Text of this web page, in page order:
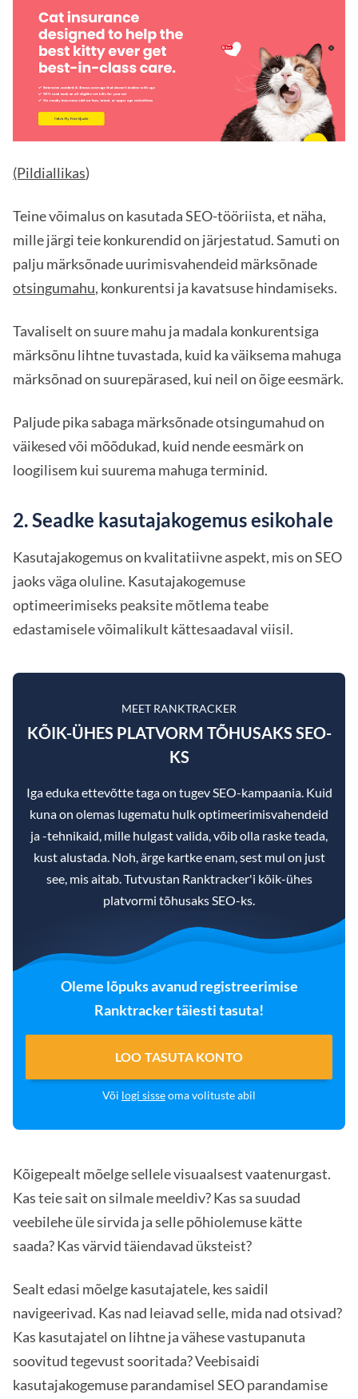
(Pildiallikas)
Teine võimalus on kasutada SEO-tööriista, et näha,
mille järgi teie konkurendid on järjestatud. Samuti on
palju märksõnade uurimisvahendeid märksõnade
otsingumahu, konkurentsi ja kavatsuse hindamiseks.
Tavaliselt on suure mahu ja madala konkurentsiga
märksõnu lihtne tuvastada, kuid ka väiksema mahuga
märksõnad on suurepärased, kui neil on õige eesmärk.
Paljude pika sabaga märksõnade otsingumahud on
väikesed või mõõdukad, kuid nende eesmärk on
loogilisem kui suurema mahuga terminid.
2. Seadke kasutajakogemus esikohale
Kasutajakogemus on kvalitatiivne aspekt, mis on SEO
jaoks väga oluline. Kasutajakogemuse
optimeerimiseks peaksite mõtlema teabe
edastamisele võimalikult kättesaadaval viisil.
MEET RANKTRACKER
KÕIK-ÜHES PLATVORM TÕHUSAKS SEO-
KS
Iga eduka ettevõtte taga on tugev SEO-kampaania. Kuid
kuna on olemas lugematu hulk optimeerimisvahendeid
ja -tehnikaid, mille hulgast valida, võib olla raske teada,
kust alustada. Noh, ärge kartke enam, sest mul on just
see, mis aitab. Tutvustan Ranktracker'i kõik-ühes
platvormi tõhusaks SEO-ks.
Oleme lõpuks avanud registreerimise
Ranktracker täiesti tasuta!
LOO TASUTA KONTO
Või logi sisseoma volituste abil
Kõigepealt mõelge sellele visuaalsest vaatenurgast.
Kas teie sait on silmale meeldiv? Kas sa suudad
veebilehe üle sirvida ja selle põhiolemuse kätte
saada? Kas värvid täiendavad üksteist?
Sealt edasi mõelge kasutajatele, kes saidil
navigeerivad. Kas nad leiavad selle, mida nad otsivad?
Kas kasutajatel on lihtne ja vähese vastupanuta
soovitud tegevust sooritada? Veebisaidi
kasutajakogemuse parandamisel SEO parandamise